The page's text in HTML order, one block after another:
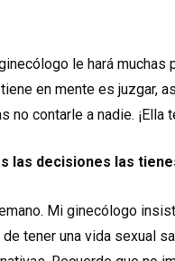
le hará
en mente es juzgar,
no contarle a nadie.
las decisiones las
Mi ginecólogo
tener una vida sexual